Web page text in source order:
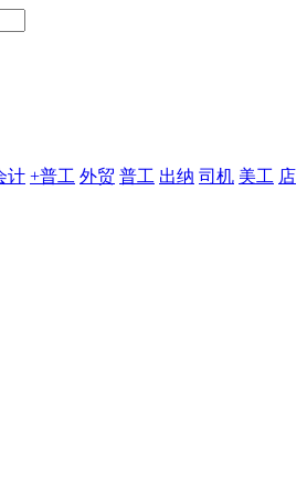
计 +普工 外贸 普工 出纳 司机 美工 店